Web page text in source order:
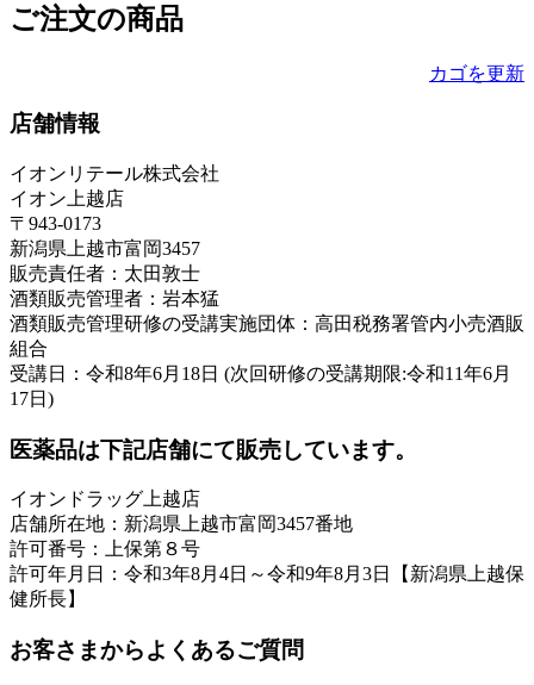
ご注文の商品
カゴを更新
店舗情報
イオンリテール株式会社
イオン上越店
〒943-0173
新潟県上越市富岡3457
販売責任者：太田敦士
酒類販売管理者：岩本猛
酒類販売管理研修の受講実施団体：高田税務署管内小売酒販
組合
受講日：令和8年6月18日 (次回研修の受講期限:令和11年6月
17日)
医薬品は下記店舗にて販売しています。
イオンドラッグ上越店
店舗所在地：新潟県上越市富岡3457番地
許可番号：上保第８号
許可年月日：令和3年8月4日～令和9年8月3日【新潟県上越保
健所長】
お客さまからよくあるご質問